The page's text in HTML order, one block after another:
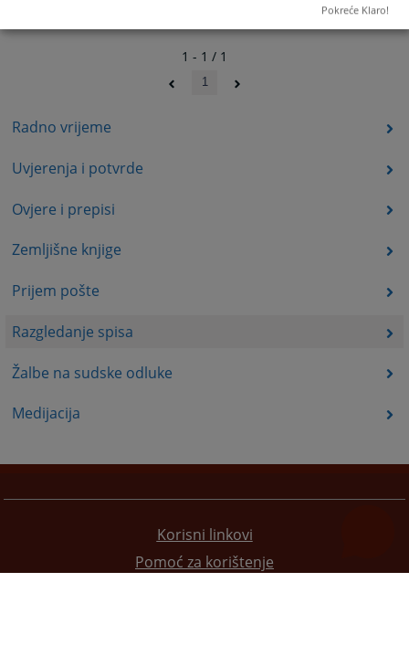
Radno vrijeme
Uvjerenja i potvrde
Ovjere i prepisi
Zemljišne knjige
Prijem pošte
Razgledanje spisa
Žalbe na sudske odluke
Medijacija
1 - 1 / 1
1
Korisni linkovi
Pomoć za korištenje
Pokreće Klaro!